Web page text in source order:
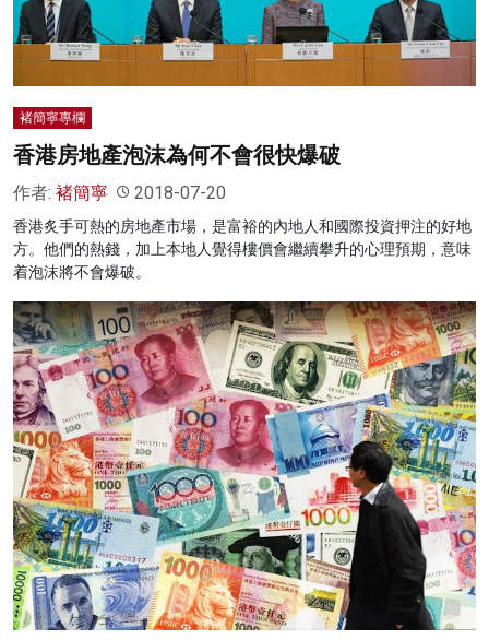
褚簡寧專欄
香港房地產泡沫為何不會很快爆破
作者: 褚簡寧 2018-07-20
香港炙手可熱的房地產市場，是富裕的內地人和國際投資押注的好地
方。他們的熱錢，加上本地人覺得樓價會繼續攀升的心理預期，意味
着泡沫將不會爆破。